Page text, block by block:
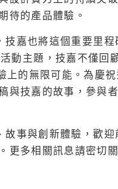
待的產品體驗。
技嘉也將這個重要里
」活動主題，技嘉不僅
上的無限可能。為慶
與技嘉的故事，參與
故事與創新體驗，歡
更多相關訊息請密切